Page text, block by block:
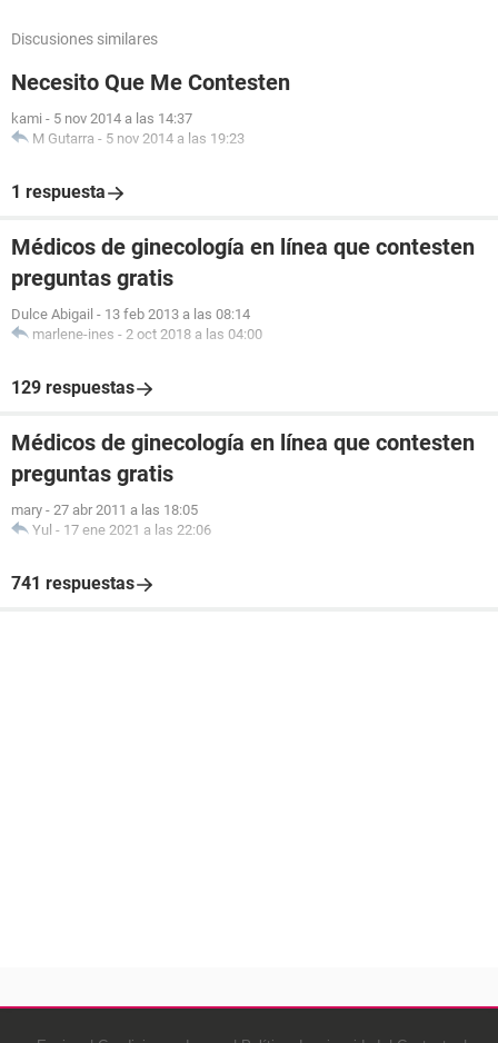
Discusiones similares
Necesito Que Me Contesten
kami - 5 nov 2014 a las 14:37
M Gutarra - 5 nov 2014 a las 19:23
1 respuesta
Médicos de ginecología en línea que contesten
preguntas gratis
Dulce Abigail - 13 feb 2013 a las 08:14
marlene-ines - 2 oct 2018 a las 04:00
129 respuestas
Médicos de ginecología en línea que contesten
preguntas gratis
mary - 27 abr 2011 a las 18:05
Yul - 17 ene 2021 a las 22:06
741 respuestas